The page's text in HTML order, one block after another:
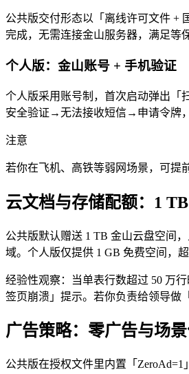
公共版交付形态以「离线许可文件 +
完成，无需连接金山服务器，满足等
个人版：金山账号 + 手机验证
个人版采用账号制，首次启动弹出「
安全验证→无法接收短信→申请令牌
注意
若你在飞机、高铁等弱网场景，可提
云文档与存储配额：1
公共版默认赠送 1 TB 金山云盘空间
域。个人版仅提供 1 GB 免费空间，
经验性观察：当单表行数超过 50 万
签页崩溃」提示。若你负责给领导做
广告策略：零广告与场
公共版在授权文件里内置「